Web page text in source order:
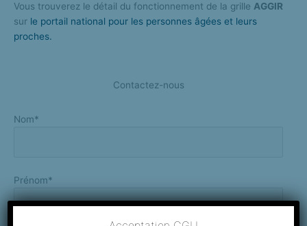
Vous trouverez le détail du fonctionnement de la grille AGGIR
sur le portail national pour les personnes âgées et leurs
proches.
Contactez-nous
Nom*
Prénom*